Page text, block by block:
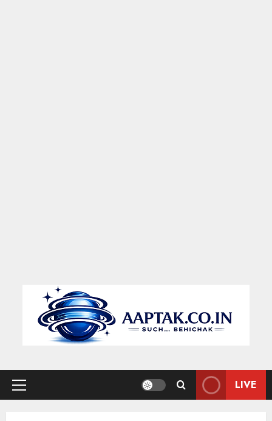
Primary
LIVE